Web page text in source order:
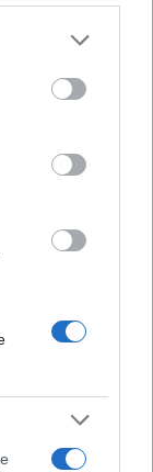
more Google
may click to
party tags to
below Google
pócot a
a Debreceni
és
hogy egy év